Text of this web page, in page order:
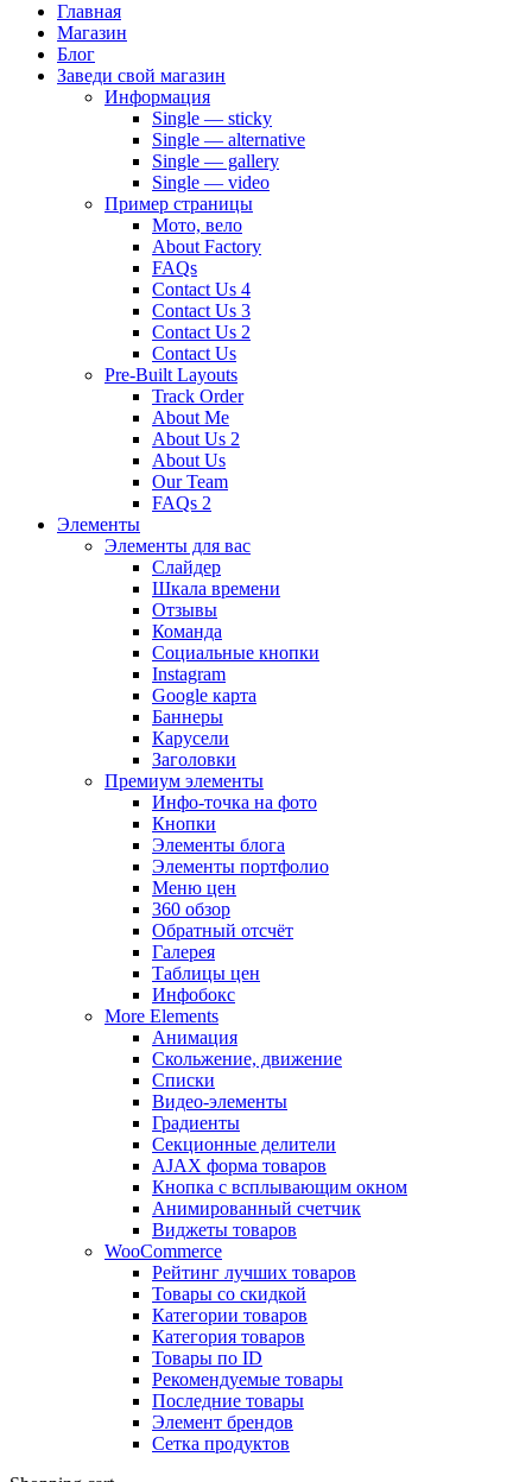
Главная
Магазин
Блог
Заведи свой магазин
Информация
Single — sticky
Single — alternative
Single — gallery
Single — video
Пример страницы
Мото, вело
About Factory
FAQs
Contact Us 4
Contact Us 3
Contact Us 2
Contact Us
Pre-Built Layouts
Track Order
About Me
About Us 2
About Us
Our Team
FAQs 2
Элементы
Элементы для вас
Слайдер
Шкала времени
Отзывы
Команда
Социальные кнопки
Instagram
Google карта
Баннеры
Карусели
Заголовки
Премиум элементы
Инфо-точка на фото
Кнопки
Элементы блога
Элементы портфолио
Меню цен
360 обзор
Обратный отсчёт
Галерея
Таблицы цен
Инфобокс
More Elements
Анимация
Скольжение, движение
Списки
Видео-элементы
Градиенты
Секционные делители
AJAX форма товаров
Кнопка с всплывающим окном
Анимированный счетчик
Виджеты товаров
WooCommerce
Рейтинг лучших товаров
Товары со скидкой
Категории товаров
Категория товаров
Товары по ID
Рекомендуемые товары
Последние товары
Элемент брендов
Сетка продуктов